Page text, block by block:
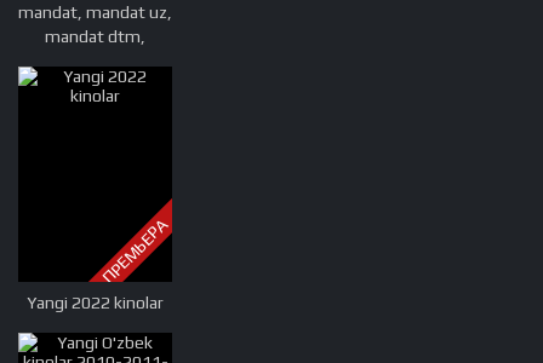
kinolar 2024
mandat, mandat uz,
mandat dtm,
mandat 2021,
2021, mandat dtm
2022, mandat uz
2022, mandat dtm
uz 2022, mandat
natijalari, mandat uz
test, mandat
ПРЕМЬЕРА
Yangi 2022 kinolar